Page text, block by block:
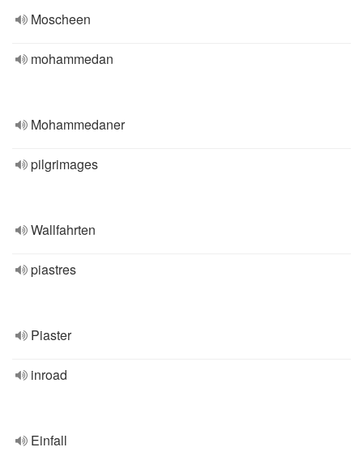
Moscheen
mohammedan
Mohammedaner
pilgrimages
Wallfahrten
piastres
Piaster
inroad
Einfall